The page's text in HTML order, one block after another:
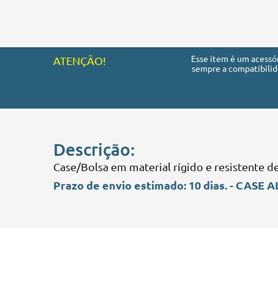
ATENÇÃO!
Esse item é um
sempre a
Descrição:
Case/Bolsa em material rígido e resistente
Prazo de envio estimado: 10 dias. - CASE